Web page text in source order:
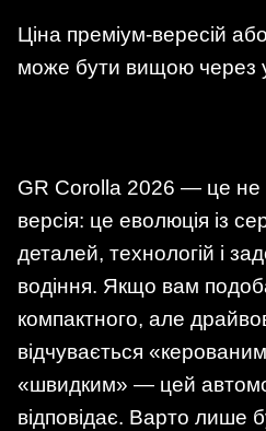
Ціна преміум-вересій
може бути вищою через
GR Corolla 2026 — це не
версія: це еволюція із
деталей, технологій і
водіння. Якщо вам
компактного, але
відчувається
«швидким» — цей
відповідає. Варто лише